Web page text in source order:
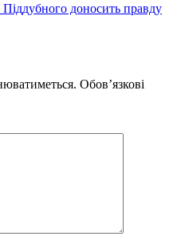
доносить правду
Обов’язкові